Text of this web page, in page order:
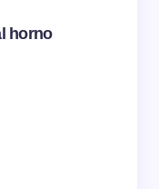
horno